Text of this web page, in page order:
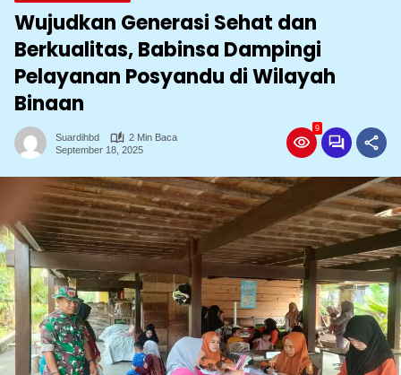
Wujudkan Generasi Sehat dan
Berkualitas, Babinsa Dampingi
Pelayanan Posyandu di Wilayah
Binaan
Suardihbd
2 Min Baca
September 18, 2025
9